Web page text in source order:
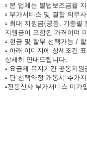
▫ 본 업체는 불법보조금을
▫ 부가서비스 및 결합 의무
▫ 최대 지원금(공통, 기종별
지원금이 포함된 가격이며
▫ 현금 및 할부 선택가능 /
▫ 아래 이미지에 상세조건
상세히 안내드립니다.
▫ 요금제 유지기간 공통지
▫ 단 선택약정 개통시 추가
▫전통신사 부가서비스 미가